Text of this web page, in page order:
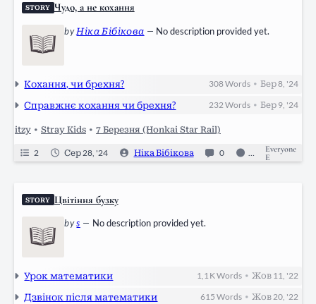
STORY Чудо, а не кохання
byНіка Бібікова — No description provided yet.
Кохання, чи брехня? 308Words •Бер 8, '24
Справжнє кохання чи брехня? 232 Words •Бер 9, '24
itzy • Stray Kids • 7 Березня (Honkai Star Rail)
2 Сер 28, '24 Ніка Бібікова 0 Ongoing
Everyone
E
STORY Цвітіння бузку
bys — No description provided yet.
Урок математики 1,1 KWords •Жов 11, '22
Дзвінок після математики 615 Words •Жов 20, '22